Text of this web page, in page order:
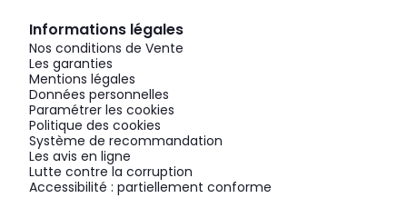
Informations légales
Nos conditions de Vente
Les garanties
Mentions légales
Données personnelles
Paramétrer les cookies
Politique des cookies
Système de recommandation
Les avis en ligne
Lutte contre la corruption
Accessibilité : partiellement conforme